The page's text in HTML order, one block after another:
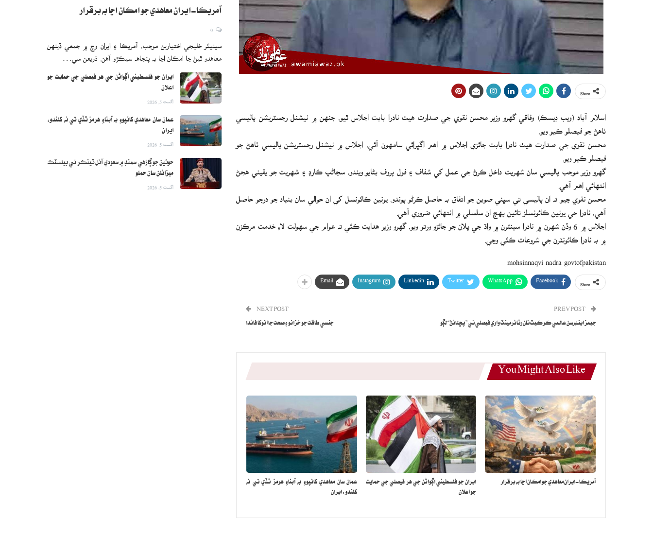
اسلام آباد (ويب ڊيسڪ) وفاقي گهرو وزير محسن نقوي جي صدارت هيٺ نادرا بابت اجلاس ٿيو، جنهن ۾ نيشنل رجسٽريشن پاليسي
ٺاهڻ جو فيصلو ڪيو ويو.
محسن نقوي جي صدارت هيٺ نادرا بابت جائزي اجلاس ۾ اهم اڳڀرائي سامهون آئي، اجلاس ۾ نيشنل رجسٽريشن پاليسي ٺاهڻ جو
فيصلو ڪيو ويو.
گهرو وزير موجب پاليسي سان شهريت داخل ڪرڻ جي عمل کي شفاف ۽ فول پروف بڻايو ويندو، سڃاڻپ ڪارڊ ۽ شهريت جو يقيني هجڻ
انتهائي اهم آهي.
محسن نقوي چيو ته ان پاليسي تي سڀني صوبن جو اتفاق به حاصل ڪرڻو پوندو، يونين ڪائونسل کي ان حوالي سان بنياد جو درجو حاصل
آهي، نادرا جي يونين ڪائونسلز تائين پهچ ان سلسلي ۾ انتهائي ضروري آهي.
اجلاس ۾ 6 وڏن شهرن ۾ نادرا سينٽرن ۾ واڌ جي پلان جو جائزو ورتو ويو، گهرو وزير هدايت ڪئي ته عوام جي سهولت لاءِ خدمت مرڪزن
۾ به نادرا ڪائونٽرن جي شروعات ڪئي وڃي.
Facebook
WhatsApp
Twitter
Linkedin
Instagram
Email
جيمز اينڊرسن عالمي ڪرڪيٽ تان رٽائرمينٽ واري فيصلي تي ” پڇتائڻ“ لڳو
NEXT POST
جنسي طاقت جو خزانو ۽ صحت جا انوکا فائدا
You Might Also Like
آمريڪا-ايران معاهدي جو امڪان اڃا به برقرار
ايران جو فلسطيني اڳواڻن جي هر فيصلي جي حمايت
جو اعلان
عمان سان معاهدي کانپوءِ به آبناءِ هرمز ٿڏي تي نه
کلندو: ايران
آمريڪا-ايران معاهدي جو امڪان اڃا به برقرار
سينيئر خليجي اختيارين موجب، آمريڪا ۽ ايران وچ ۾ جمعي ڏينهن
معاهدو ٿيڻ جا امڪان اڃا به پنجاهه سيڪڙو آهن. ذريعن سي…
ايران جو فلسطيني اڳواڻن جي هر فيصلي جي حمايت جو
اعلان
اگست 5, 2026
عمان سان معاهدي کانپوءِ به آبناءِ هرمز ٿڏي تي نه کلندو:
ايران
اگست 5, 2026
حوثين جو ڳاڙهي سمنڊ ۾ سعودي آئل ٽينڪر تي بيلسٽڪ
ميزائلن سان حملو
اگست 5, 2026